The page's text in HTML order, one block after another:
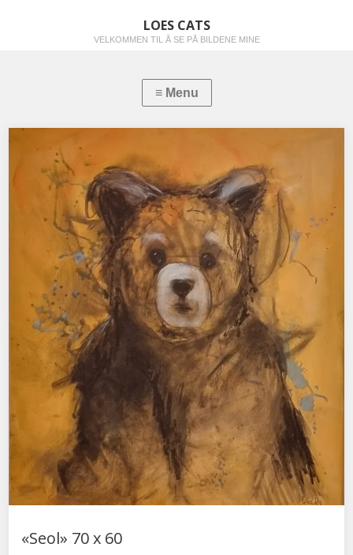
LOES CATS
VELKOMMEN TIL Å SE PÅ BILDENE MINE
«Seol» 70 x 60